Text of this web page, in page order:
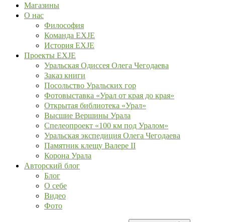
Магазины
О нас
Философия
Команда EXJE
История EXJE
Проекты EXJE
Уральская Одиссея Олега Чегодаева
Заказ книги
Посольство Уральских гор
Фотовыставка «Урал от края до края»
Открытая библиотека «Урал»
Высшие Вершины Урала
Спелеопроект «100 км под Уралом»
Уральская экспедиция Олега Чегодаева
Памятник клещу Валере II
Корона Урала
Авторский блог
Блог
О себе
Видео
Фото